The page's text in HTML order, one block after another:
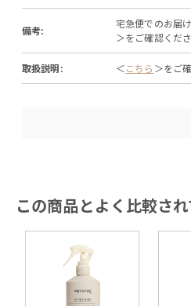
備考:
宅急便でのお届
＞をご確認くださ
取扱説明: ＜こちら ＞をご
この商品とよく比較さ